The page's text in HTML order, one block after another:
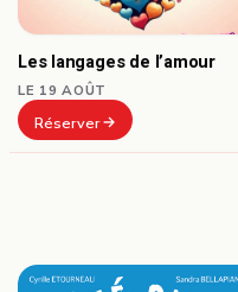
Les langages de l’amour
LE 19 AOÛT
Réserver